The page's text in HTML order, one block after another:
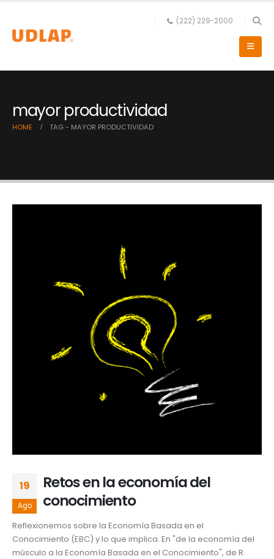
(222) 229-2000
mayor productividad
HOME TAG - MAYOR PRODUCTIVIDAD
19
Ago
Retos en la economía del
conocimiento
Reflexionemos sobre la Economía Basada en el
Conocimiento (EBC) y lo que implica. En "de la economía del
músculo a la Economía Basada en el Conocimiento", de R.